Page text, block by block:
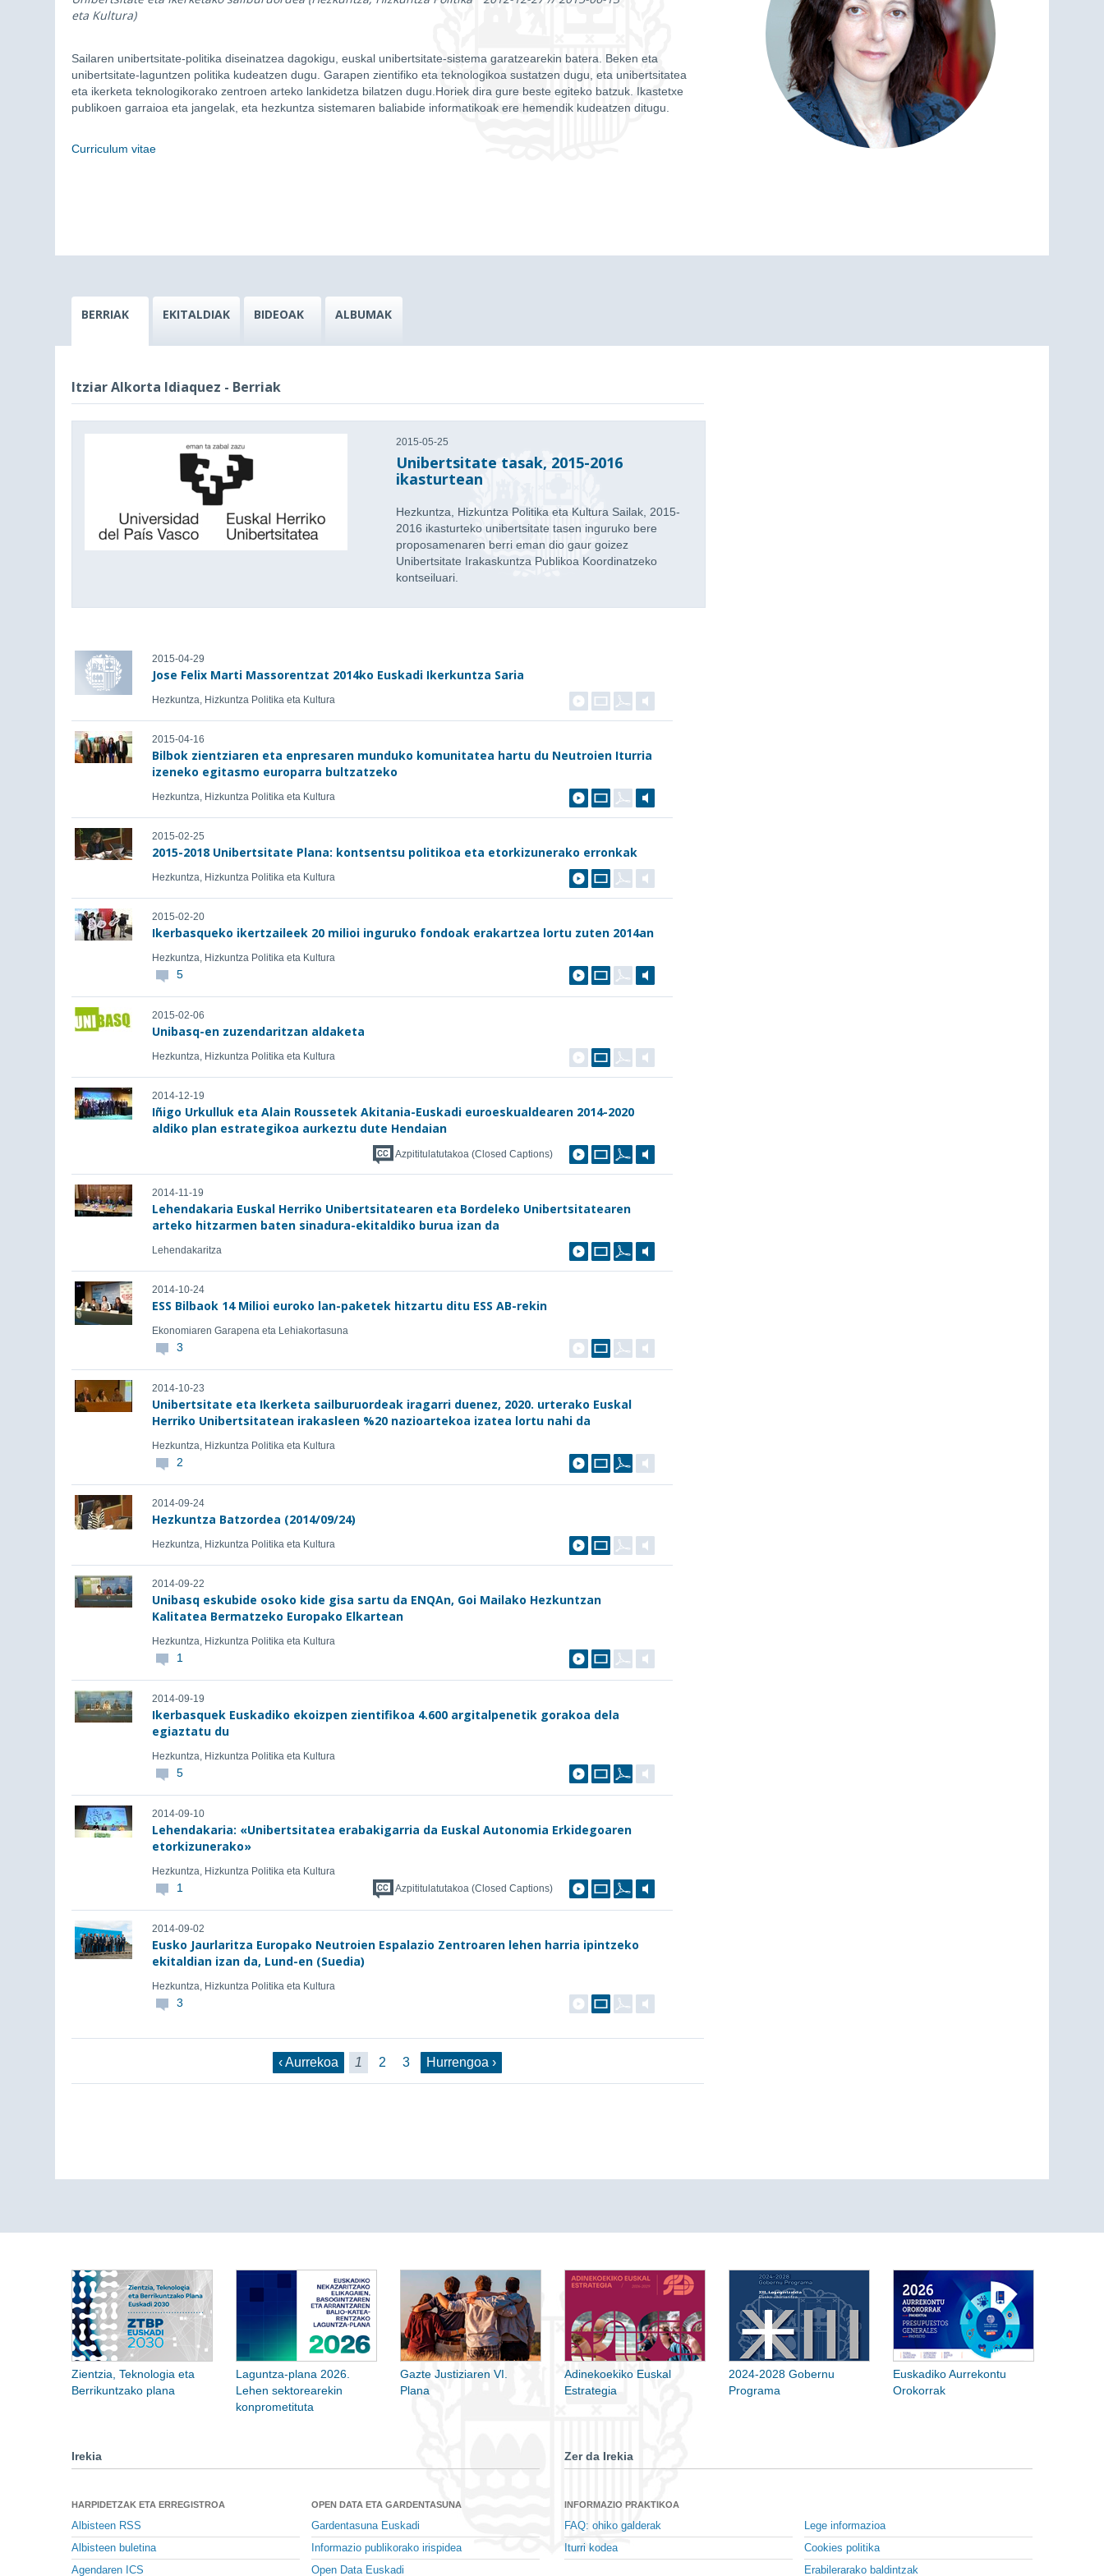
eta Kultura)
Sailaren unibertsitate-politika diseinatzea dagokigu, euskal unibertsitate-sistema garatzearekin batera. Beken eta
unibertsitate-laguntzen politika kudeatzen dugu. Garapen zientifiko eta teknologikoa sustatzen dugu, eta unibertsitatea
eta ikerketa teknologikorako zentroen arteko lankidetza bilatzen dugu.Horiek dira gure beste egiteko batzuk. Ikastetxe
publikoen garraioa eta jangelak, eta hezkuntza sistemaren baliabide informatikoak ere hemendik kudeatzen ditugu.
Curriculum vitae
BERRIAK EKITALDIAK BIDEOAK ALBUMAK
Itziar Alkorta Idiaquez - Berriak
2015-05-25
Unibertsitate tasak, 2015-2016
ikasturtean
Hezkuntza, Hizkuntza Politika eta Kultura Sailak, 2015-
2016 ikasturteko unibertsitate tasen inguruko bere
proposamenaren berri eman dio gaur goizez
Unibertsitate Irakaskuntza Publikoa Koordinatzeko
kontseiluari.
2015-04-29
Jose Felix Marti Massorentzat 2014ko Euskadi Ikerkuntza Saria
Hezkuntza, Hizkuntza Politika eta Kultura
2015-04-16
Bilbok zientziaren eta enpresaren munduko komunitatea hartu du Neutroien Iturria
izeneko egitasmo europarra bultzatzeko
Hezkuntza, Hizkuntza Politika eta Kultura
2015-02-25
2015-2018 Unibertsitate Plana: kontsentsu politikoa eta etorkizunerako erronkak
Hezkuntza, Hizkuntza Politika eta Kultura
2015-02-20
Ikerbasqueko ikertzaileek 20 milioi inguruko fondoak erakartzea lortu zuten 2014an
Hezkuntza, Hizkuntza Politika eta Kultura
5
2015-02-06
Unibasq-en zuzendaritzan aldaketa
Hezkuntza, Hizkuntza Politika eta Kultura
2014-12-19
Iñigo Urkulluk eta Alain Roussetek Akitania-Euskadi euroeskualdearen 2014-2020
aldiko plan estrategikoa aurkeztu dute Hendaian
Azpititulatutakoa (Closed Captions)
2014-11-19
Lehendakaria Euskal Herriko Unibertsitatearen eta Bordeleko Unibertsitatearen
arteko hitzarmen baten sinadura-ekitaldiko burua izan da
Lehendakaritza
2014-10-24
ESS Bilbaok 14 Milioi euroko lan-paketek hitzartu ditu ESS AB-rekin
Ekonomiaren Garapena eta Lehiakortasuna
3
2014-10-23
Unibertsitate eta Ikerketa sailburuordeak iragarri duenez, 2020. urterako Euskal
Herriko Unibertsitatean irakasleen %20 nazioartekoa izatea lortu nahi da
Hezkuntza, Hizkuntza Politika eta Kultura
2
2014-09-24
Hezkuntza Batzordea (2014/09/24)
Hezkuntza, Hizkuntza Politika eta Kultura
2014-09-22
Unibasq eskubide osoko kide gisa sartu da ENQAn, Goi Mailako Hezkuntzan
Kalitatea Bermatzeko Europako Elkartean
Hezkuntza, Hizkuntza Politika eta Kultura
1
2014-09-19
Ikerbasquek Euskadiko ekoizpen zientifikoa 4.600 argitalpenetik gorakoa dela
egiaztatu du
Hezkuntza, Hizkuntza Politika eta Kultura
5
2014-09-10
Lehendakaria: «Unibertsitatea erabakigarria da Euskal Autonomia Erkidegoaren
etorkizunerako»
Hezkuntza, Hizkuntza Politika eta Kultura
1 Azpititulatutakoa (Closed Captions)
2014-09-02
Eusko Jaurlaritza Europako Neutroien Espalazio Zentroaren lehen harria ipintzeko
ekitaldian izan da, Lund-en (Suedia)
Hezkuntza, Hizkuntza Politika eta Kultura
3
‹ Aurrekoa 1 2 3 Hurrengoa ›
Zientzia, Teknologia eta
Berrikuntzako plana
Laguntza-plana 2026.
Lehen sektorearekin
konprometituta
Gazte Justiziaren VI.
Plana
Adinekoekiko Euskal
Estrategia
2024-2028 Gobernu
Programa
Euskadiko Aurrekontu
Orokorrak
Irekia
HARPIDETZAK ETA ERREGISTROA
Albisteen RSS
Albisteen buletina
Agendaren ICS
OPEN DATA ETA GARDENTASUNA
Gardentasuna Euskadi
Informazio publikorako irispidea
Open Data Euskadi
Zer da Irekia
INFORMAZIO PRAKTIKOA
FAQ: ohiko galderak
Iturri kodea
Lege informazioa
Cookies politika
Erabilerarako baldintzak